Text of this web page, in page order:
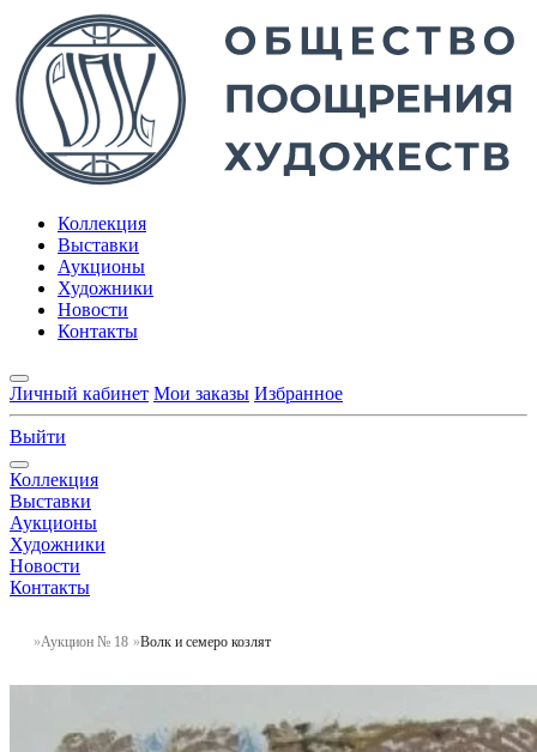
Коллекция
Выставки
Аукционы
Художники
Новости
Контакты
Личный кабинет Мои заказы Избранное
Выйти
Коллекция
Выставки
Аукционы
Художники
Новости
Контакты
Аукцион № 18 Волк и семеро козлят